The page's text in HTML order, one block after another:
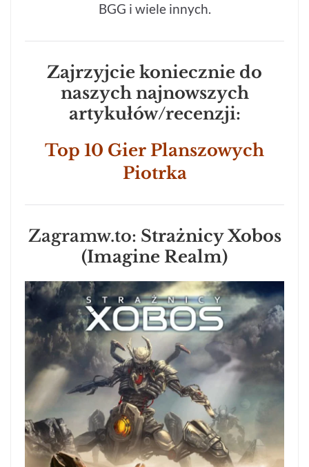
BGG i wiele innych.
Zajrzyjcie koniecznie do
naszych najnowszych
artykułów/recenzji:
Top 10 Gier Planszowych
Piotrka
Zagramw.to: Strażnicy Xobos
(Imagine Realm)